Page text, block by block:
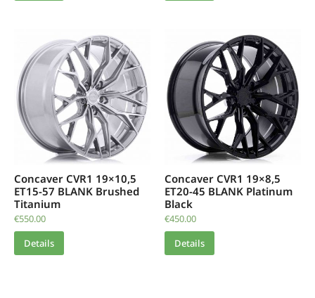
Concaver CVR1 19×10,5
ET15-57 BLANK Brushed
Titanium
€550.00
Details
Concaver CVR1 19×8,5
ET20-45 BLANK Platinum
Black
€450.00
Details